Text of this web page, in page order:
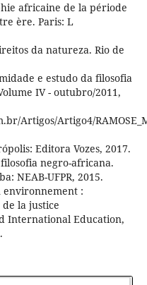
africaine de la période
ère. Paris: L
da natureza. Rio de
e estudo da filosofia
IV - outubro/2011,
Artigos/Artigo4/
Editora Vozes, 2017.
negro-africana.
NEAB-UFPR, 2015.
environnement :
la justice
International Education,